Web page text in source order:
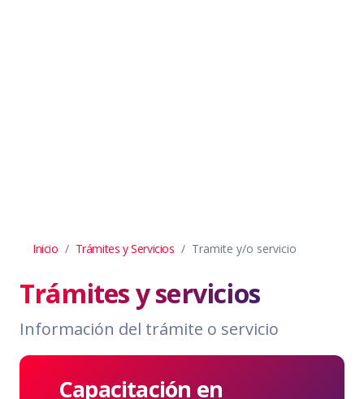
Inicio Trámites y Servicios Tramite y/o servicio
Trámites y servicios
Información del trámite o servicio
Capacitación en